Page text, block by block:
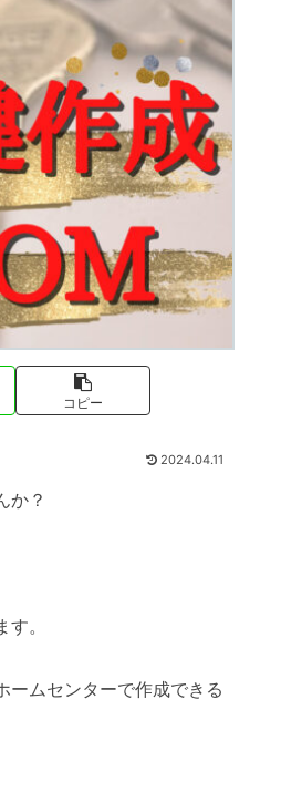
コピー
2024.04.11
か？
。
ームセンターで作成できる